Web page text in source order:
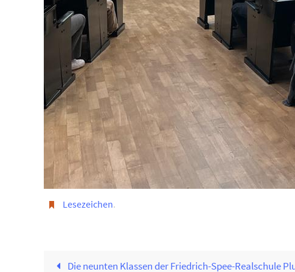
Lesezeichen.
Die neunten Klassen der Friedrich-Spee-Realschule